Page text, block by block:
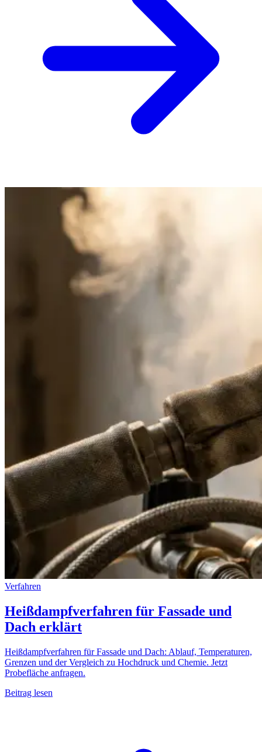
Verfahren
Heißdampfverfahren für Fassade und
Dach erklärt
Heißdampfverfahren für Fassade und Dach: Ablauf, Temperaturen,
Grenzen und der Vergleich zu Hochdruck und Chemie. Jetzt
Probefläche anfragen.
Beitrag lesen